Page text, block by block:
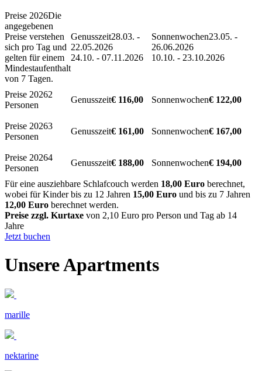
Die
angegebenen
Preise verstehen
sich pro Tag und
gelten für einem
Mindestaufenthalt
von 7 Tagen.
28.03. -
22.05.2026
24.10. - 07.11.2026
23.05. -
26.06.2026
10.10. - 23.10.2026
2
Personen
€ 116,00 € 122,00
3
Personen
€ 161,00 € 167,00
4
Personen
€ 188,00 € 194,00
Für eine ausziehbare Schlafcouch werden 18,00 Euro berechnet,
wobei für Kinder bis zu 12 Jahren 15,00 Euro und bis zu 7 Jahren
12,00 Euro berechnet werden.
Preise zzgl. Kurtaxe von 2,10 Euro pro Person und Tag ab 14
Jahre
Jetzt buchen
UnsereApartments
marille
nektarine